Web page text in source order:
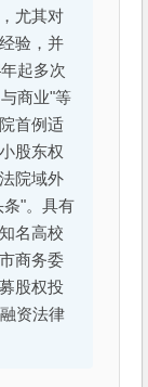
尤其对
验，并
起多次
商业"等
首例适
股东权
院域外
条"。具有
名高校
商务委
股权投
资法律